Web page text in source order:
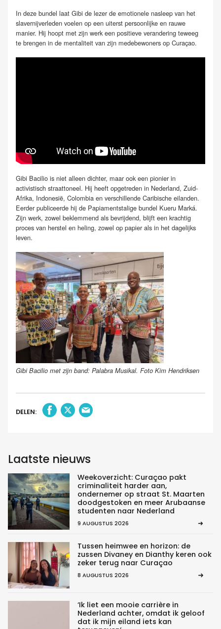
In deze bundel laat Gibi de lezer de emotionele nasleep van het
slavernijverleden voelen op een uiterst persoonlijke en rauwe
manier. Hij hoopt met zijn werk een positieve verandering teweeg
te brengen in de mentaliteit van zijn medebewoners op Curaçao.
Gibi Bacilio is niet alleen dichter, maar ook een pionier in
activistisch straattoneel. Hij heeft opgetreden in Nederland, Zuid-
Afrika, Indonesië, Colombia en verschillende Caribische eilanden.
Eerder publiceerde hij de Papiamentstalige bundel Kueru Marká.
Zijn werk, zowel beklemmend als bevrijdend, blijft een krachtig
proces van herstel en heling, zowel op papier als in het dagelijks
leven.
Gibi Bacilio met zijn band: Palabra Musikal. Foto Kim Hendriksen
DELEN:
Laatste nieuws
Weekoverzicht: Curaçao pakt
criminaliteit harder aan,
ondernemer op straat St. Maarten
doodgestoken en meer Arubaanse
studenten naar Nederland
9 AUGUSTUS 2026
Tussen heimwee en horizon: de
zussen Divaney en Dianthy keren ook
zeker terug naar Curaçao
8 AUGUSTUS 2026
‘Ik liet een mooie carrière in
Nederland achter, omdat ik geloof
dat ik mijn eiland iets kan